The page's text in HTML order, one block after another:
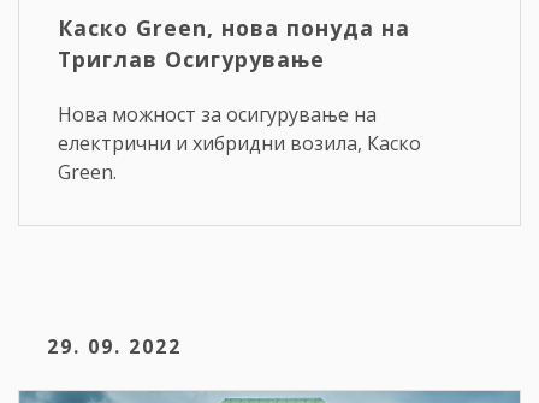
Каско Green, нова понуда на
Триглав Осигурување
Нова можност за осигурување на
електрични и хибридни возила, Каско
Green.
29. 09. 2022